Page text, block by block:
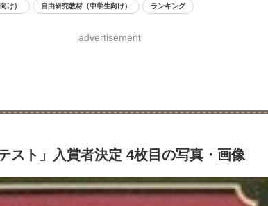
け） 自由研究教材（中学生向け） ランキング
advertisement
スト」入賞者決定 4枚目の写真・画像